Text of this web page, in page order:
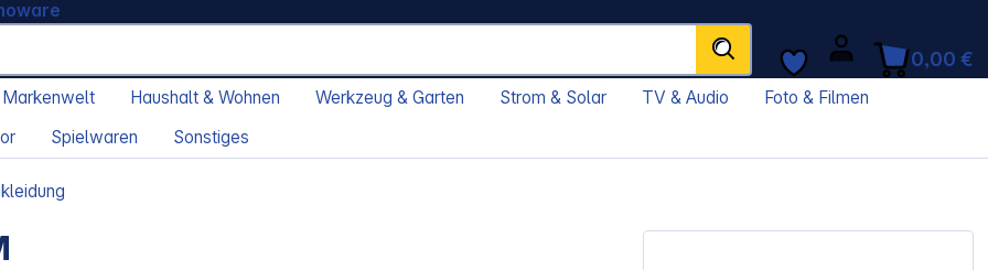
0,00 €
Haushalt & Wohnen Werkzeug & Garten Strom & Solar TV & Audio
Foto & Filmen
Spielwaren Sonstiges